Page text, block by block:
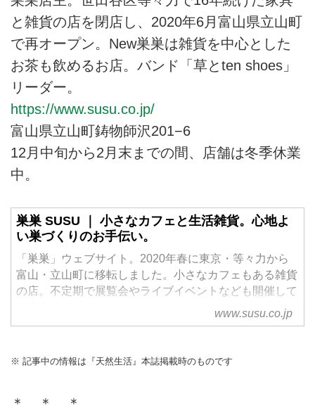
と雑貨の店を閉店し、2020年6月富山県立山町
で再オープン。New巣巣は雑貨を中心とした
お茶も飲めるお店。バンド「草とten shoes」
リーダー。
https://www.susu.co.jp/
富山県立山町鋳物師沢201−6
12月中旬から2月末までの間、店舗は冬季休業
中。
巣巣 SUSU ｜ 小さなカフェと生活雑貨。心地よ
い巣づくりのお手伝い。
「巣巣」ウェブサイト。2020年春に東京・等々力から
富山・立山町に移転しました。小さなカフェもある雑貨
の店。不定期で展覧会やライブイベントなども開催して
www.susu.co.jp
※ 記事中の情報は『天然生活』本誌掲載時のものです
＊ ＊ ＊